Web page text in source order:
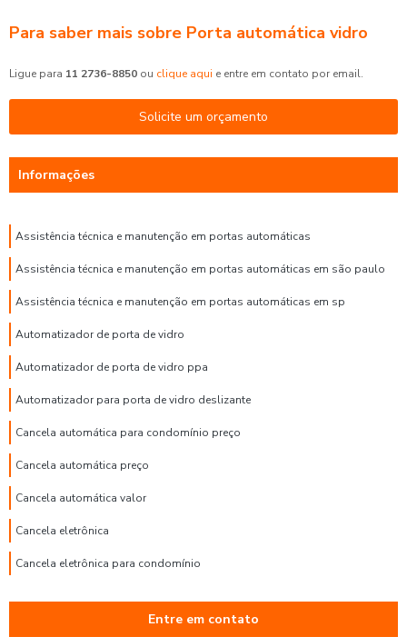
Para saber mais sobre Porta automática vidro
Ligue para 11 2736-8850 ou clique aqui e entre em contato por email.
Solicite um orçamento
Informações
Assistência técnica e manutenção em portas automáticas
Assistência técnica e manutenção em portas automáticas em são paulo
Assistência técnica e manutenção em portas automáticas em sp
Automatizador de porta de vidro
Automatizador de porta de vidro ppa
Automatizador para porta de vidro deslizante
Cancela automática para condomínio preço
Cancela automática preço
Cancela automática valor
Cancela eletrônica
Cancela eletrônica para condomínio
Entre em contato